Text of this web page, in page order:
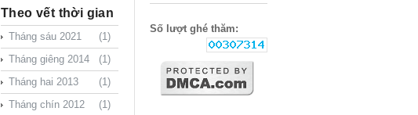
Theo vết thời gian
Tháng sáu 2021
(1)
Tháng giêng 2014
(1)
Tháng hai 2013
(1)
Tháng chín 2012
(1)
Số lượt ghé thăm: